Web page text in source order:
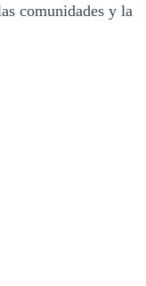
comunidades y la